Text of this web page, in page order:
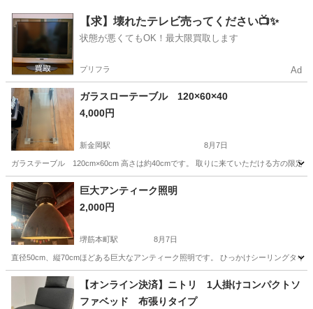
大阪 枚方市 ファブリック、カバー 現地
【求】壊れたテレビ売ってください📺✨
状態が悪くてもOK！最大限買取します
プリフラ Ad
ガラスローテーブル 120×60×40
4,000円
新金岡駅 8月7日
ガラステーブル 120cm×60cm 高さは約40cmです。 取りに来ていただける方の限定
大阪 堺市 新金岡駅 テーブル
巨大アンティーク照明
2,000円
堺筋本町駅 8月7日
直径50cm、縦70cmほどある巨大なアンティーク照明です。 ひっかけシーリングタイ
大阪 大阪市 堺筋本町駅 照明器具
【オンライン決済】ニトリ 1人掛けコンパクトソ
ファベッド 布張りタイプ